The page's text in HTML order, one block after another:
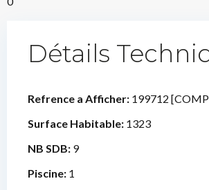
Détails
Refrence a Afficher: 199712
Surface Habitable: 1323
NB SDB: 9
Piscine: 1